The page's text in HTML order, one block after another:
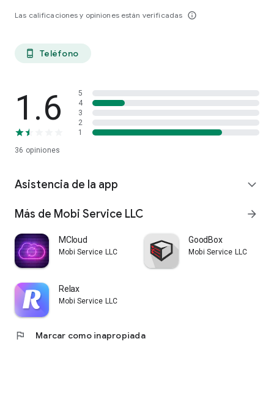
Las calificaciones y opiniones están verificadas info_outline
phone_android Teléfono
1.6
36 opiniones
5
4
3
2
1
Asistencia de la app expand_more
Más de Mobi Service LLC arrow_forward
MCloud
Mobi Service LLC
GoodBox
Mobi Service LLC
Relax
Mobi Service LLC
flag Marcar como inapropiada